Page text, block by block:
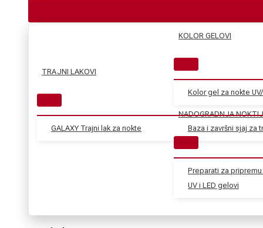
TRAJNI LAKOVI
GALAXY Trajni lak za nokte Baza i završni sjaj za
KOLOR GELOVI
Kolor gel za nokte
NADOGRADNJA
Preparati za pripremu
UV i LED gelovi